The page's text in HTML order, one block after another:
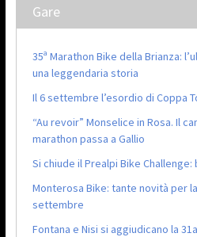
Gare
35ª Marathon Bike della Brianza:
una leggendaria storia
Il 6 settembre l’esordio di Coppa
“Au revoir” Monselice in Rosa. Il
marathon passa a Gallio
Si chiude il Prealpi Bike Challenge:
Monterosa Bike: tante novità per
settembre
Fontana e Nisi si aggiudicano la